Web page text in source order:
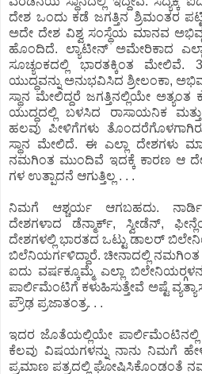
ದೇಶ ಒಂದು ಕಡೆ ಜಗತ್ತಿನ ಶ್ರಿಮಂತರ
ಅದೇ ದೇಶ ವಿಶ್ವ ಸಂಸ್ಥೆಯ ಮಾನವ
ಹೊಂದಿದೆ. ಲ್ಯಾಟೀನ್ ಅಮೇರಿಕಾದ
ಸೂಚ್ಯಂಕದಲ್ಲಿ ಭಾರತಕ್ಕಿಂತ ಮೇಲಿವೆ.
ಯುದ್ಧವನ್ನು ಅನುಭವಿಸಿದ ಶ್ರೀಲಂಕಾ,
ಸ್ಥಾನ ಮೇಲಿದ್ದರೆ ಜಗತ್ತಿನಲ್ಲಿಯೇ
ಯುದ್ಧದಲ್ಲಿ ಬಳಸಿದ ರಾಸಾಯನಿಕ
ಹಲವು ಪೀಳಿಗೆಗಳು
ಸ್ಥಾನ ಮೇಲಿದೆ. ಈ ಎಲ್ಲಾ ದೇಶಗಳು
ನಮಗಿಂತ ಮುಂದಿವೆ ಇದಕ್ಕೆ ಕಾರಣ ಆ
ಗಳ ಉತ್ಪಾದನೆ ಆಗುತ್ತಿಲ್ಲ . . .
ನಿಮಗೆ ಆಶ್ಚರ್ಯ ಆಗಬಹದು.
ದೇಶಗಳಾದ ಡೆನ್ಮಾರ್ಕ್, ಸ್ವೀಡೆನ್,
ದೇಶಗಳಲ್ಲಿ ಭಾರತದ ಒಟ್ಟು ಡಾಲರ್
ಬಿಲೆನಿಯರ್ಗಳಿದ್ದಾರೆ. ಚೀನಾದಲ್ಲಿ ನಮಗಿಂತ
ಐದು ವರ್ಷಕ್ಕೂಮ್ಮೆ ಎಲ್ಲಾ
ಪಾರ್ಲಿಮೆಂಟಿಗೆ ಕಳುಹಿಸುತ್ತೇವೆ ಅಷ್ಟೆ
ಪ್ರೌಢ ಪ್ರಜಾತಂತ್ರ. . .
ಇದರ ಜೊತೆಯಲ್ಲಿಯೇ
ಕೆಲವು ವಿಷಯಗಳನ್ನು ನಾನು ನಿಮಗೆ
ಪ್ರಮಾಣ ಪತ್ರದಲ್ಲಿ ಘೋಷಿಸಿಕೊಂಡಂತೆ